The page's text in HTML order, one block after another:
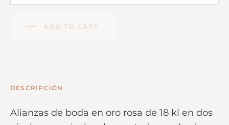
ADD TO CART
DESCRIPCIÓN
Alianzas de boda en oro rosa de 18 kl en dos